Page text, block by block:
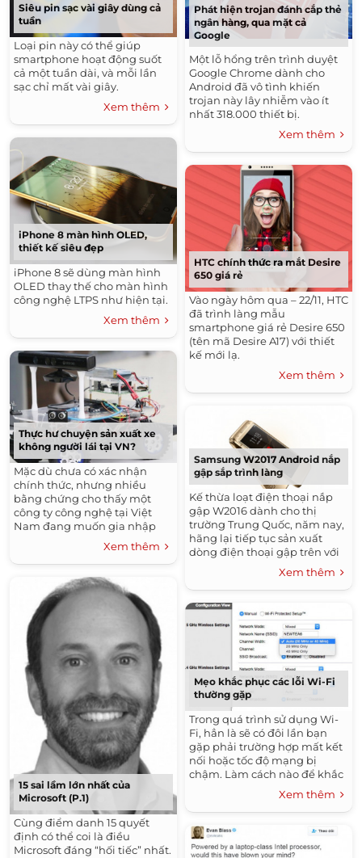
Siêu pin sạc vài giây dùng cả
tuần
Loại pin này có thể giúp
smartphone hoạt động suốt
cả một tuần dài, và mỗi lần
sạc chỉ mất vài giây.
Xem thêm
iPhone 8 màn hình OLED,
thiết kế siêu đẹp
iPhone 8 sẽ dùng màn hình
OLED thay thế cho màn hình
công nghệ LTPS như hiện tại.
Xem thêm
Thực hư chuyện sản xuất xe
không người lái tại VN?
Mặc dù chưa có xác nhận
chính thức, nhưng nhiều
bằng chứng cho thấy một
công ty công nghệ tại Việt
Nam đang muốn gia nhập
vào cuộc chơi xe không người
Xem thêm
15 sai lầm lớn nhất của
Microsoft (P.1)
Cùng điểm danh 15 quyết
định có thể coi là điều
Microsoft đáng “hối tiếc” nhất.
Phát hiện trojan đánh cắp thẻ
ngân hàng, qua mặt cả
Google
Một lỗ hổng trên trình duyệt
Google Chrome dành cho
Android đã vô tình khiến
trojan này lây nhiễm vào ít
nhất 318.000 thiết bị.
Xem thêm
HTC chính thức ra mắt Desire
650 giá rẻ
Vào ngày hôm qua – 22/11, HTC
đã trình làng mẫu
smartphone giá rẻ Desire 650
(tên mã Desire A17) với thiết
kế mới lạ.
Xem thêm
Samsung W2017 Android nắp
gập sắp trình làng
Kế thừa loạt điện thoại nắp
gập W2016 dành cho thị
trường Trung Quốc, năm nay,
hãng lại tiếp tục sản xuất
dòng điện thoại gập trên với
Xem thêm
Mẹo khắc phục các lỗi Wi-Fi
thường gặp
Trong quá trình sử dụng Wi-
Fi, hẳn là sẽ có đôi lần bạn
gặp phải trường hợp mất kết
nối hoặc tốc độ mạng bị
chậm. Làm cách nào để khắc
Xem thêm